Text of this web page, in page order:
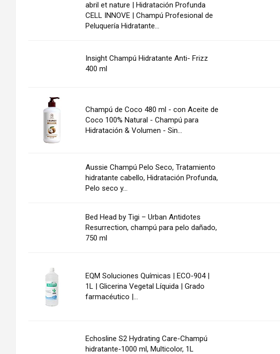
abril et nature | Hidratación Profunda
CELL INNOVE | Champú Profesional de
Peluquería Hidratante...
Insight Champú Hidratante Anti- Frizz
400 ml
Champú de Coco 480 ml - con Aceite de
Coco 100% Natural - Champú para
Hidratación & Volumen - Sin...
Aussie Champú Pelo Seco, Tratamiento
hidratante cabello, Hidratación Profunda,
Pelo seco y...
Bed Head by Tigi – Urban Antidotes
Resurrection, champú para pelo dañado,
750 ml
EQM Soluciones Químicas | ECO-904 |
1L | Glicerina Vegetal Líquida | Grado
farmacéutico |...
Echosline S2 Hydrating Care-Champú
hidratante-1000 ml, Multicolor, 1L